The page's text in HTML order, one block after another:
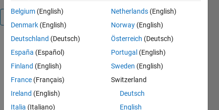
Panoramica
The program
calculates
the average
the points in
a plane,
principal
Belgium (English)
Denmark (English)
Deutschland (Deutsch)
España (Español)
Finland (English)
France (Français)
Ireland (English)
Italia (Italiano)
Netherlands (English)
Norway (English)
Österreich (Deutsch)
Portugal (English)
Sweden (English)
Switzerland
Deutsch
English